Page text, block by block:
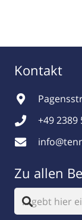
Kontakt
+49 2389
Zu allen